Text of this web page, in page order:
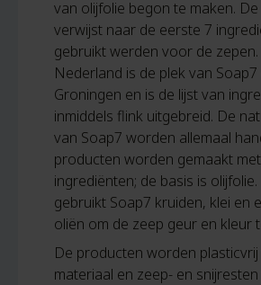
van olijfolie begon te maken.
verwijst naar de eerste 7
gebruikt werden voor de zepen.
Nederland is de plek van
Groningen en is de lijst van
inmiddels flink uitgebreid. De
van Soap7 worden allemaal
producten worden gemaakt
ingrediënten; de basis is
gebruikt Soap7 kruiden, klei en
oliën om de zeep geur en kleur
De producten worden
materiaal en zeep- en